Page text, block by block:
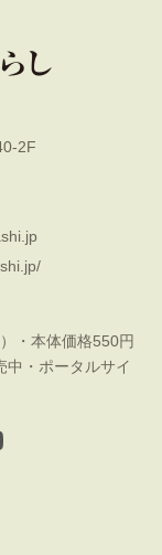
2F
・本体価格550円
中・ポータルサイ